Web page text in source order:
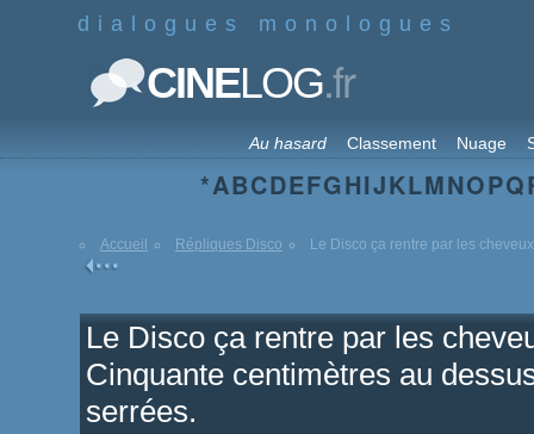
dialogues monologues
CINELOG.fr
Au hasard Classement Nuage
*ABCDEFGHIJKLMNOPQ
Accueil Répliques Disco Le Disco ça rentre par les
Le Disco ça rentre par les
Cinquante centimètres au
serrées.